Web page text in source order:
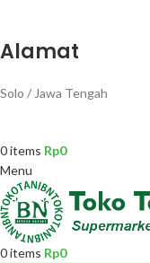
Alamat
Solo / Jawa Tengah
0items Rp0
Menu
0items Rp0